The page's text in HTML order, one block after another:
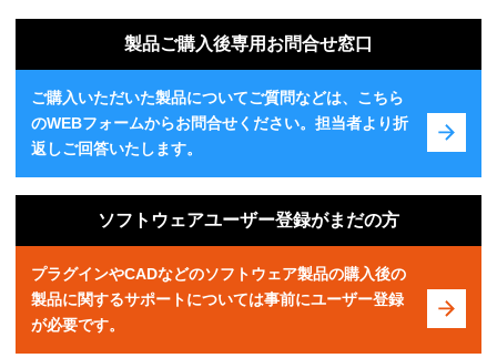
製品ご購入後専用お問合せ窓口
ご購入いただいた製品についてご質問などは、こちら
のWEBフォームからお問合せください。担当者より折
返しご回答いたします。
ソフトウェアユーザー登録がまだの方
プラグインやCADなどのソフトウェア製品の購入後の
製品に関するサポートについては事前にユーザー登録
が必要です。